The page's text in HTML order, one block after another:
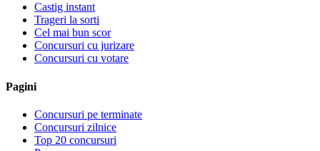
Castig instant
Trageri la sorti
Cel mai bun scor
Concursuri cu jurizare
Concursuri cu votare
Pagini
Concursuri pe terminate
Concursuri zilnice
Top 20 concursuri